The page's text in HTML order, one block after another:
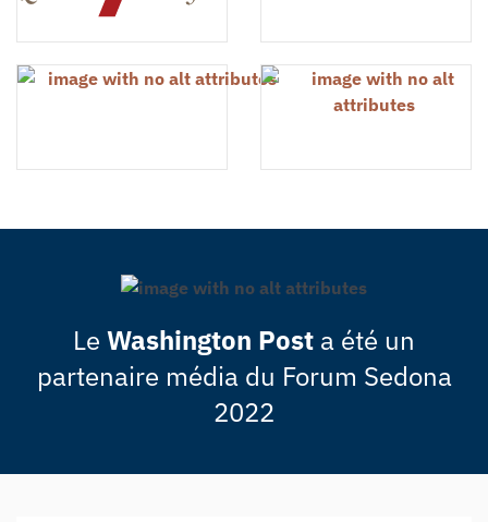
Le Washington Post a été un
partenaire média du Forum Sedona
2022